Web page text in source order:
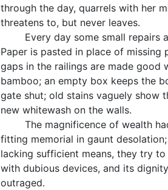
through the day, quarrels with her
threatens to, but never leaves.
Every day some small repairs
Paper is pasted in place of missing
gaps in the railings are made good
bamboo; an empty box keeps the
gate shut; old stains vaguely show
new whitewash on the walls.
The magnificence of wealth
fitting memorial in gaunt
lacking sufficient means, they try
with dubious devices, and its
outraged.